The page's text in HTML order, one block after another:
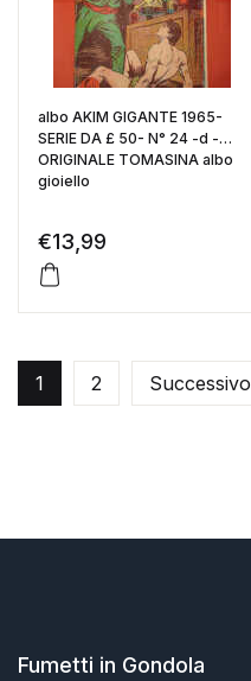
albo AKIM GIGANTE 1965-
SERIE DA £ 50- N° 24 -d -
ORIGINALE TOMASINA albo
gioiello
€13,99
1 2 Successivo
Fumetti in Gondola